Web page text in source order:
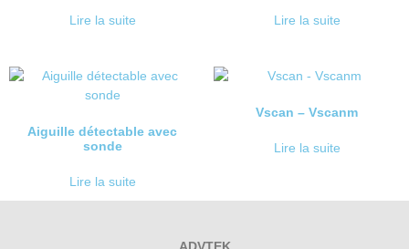
Lire la suite Lire la suite
Aiguille détectable avec
sonde
Lire la suite
Vscan – Vscanm
Lire la suite